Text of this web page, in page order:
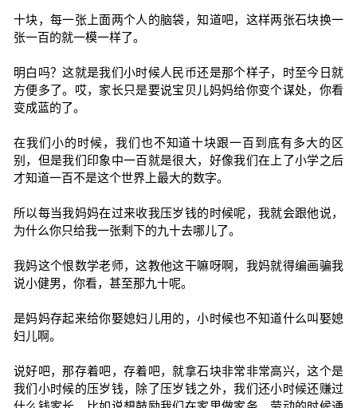
十块，每一张上面两个人的脑袋，知道吧，这样两张石块换一
张一百的就一模一样了。
明白吗？这就是我们小时候人民币还是那个样子，时至今日就
方便多了。哎，家长只是要说宝贝儿妈妈给你变个谋处，你看
变成蓝的了。
在我们小的时候，我们也不知道十块跟一百到底有多大的区
别，但是我们印象中一百就是很大，好像我们在上了小学之后
才知道一百不是这个世界上最大的数字。
所以每当我妈妈在过来收我压岁钱的时候呢，我就会跟他说，
为什么你只给我一张剩下的九十去哪儿了。
我妈这个恨数学老师，这教他这干嘛呀啊，我妈就得编画骗我
说小健男，你看，甚至那九十呢。
是妈妈存起来给你娶媳妇儿用的，小时候也不知道什么叫娶媳
妇儿啊。
说好吧，那存着吧，存着吧，就拿石块非常非常高兴，这个是
我们小时候的压岁钱，除了压岁钱之外，我们还小时候还赚过